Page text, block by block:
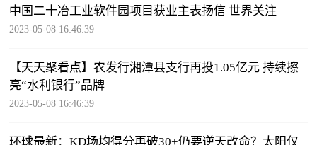
中国二十冶工业软件园项目获业主表扬信 世界关注
2023-05-08 16:46:39
【天天聚看点】农发行湘潭县支行再投1.05亿元 持续擦
亮“水利银行”品牌
2023-05-08 16:46:39
环球最新：KD场均得分再破30+仍要逆天改命？太阳仅